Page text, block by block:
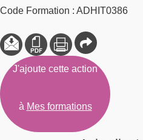
Code Formation : ADHIT0386
J'ajoute cette action
à Mes formations